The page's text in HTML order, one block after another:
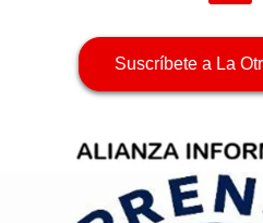
Suscríbete a La